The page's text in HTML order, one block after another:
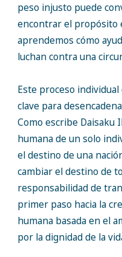
peso injusto puede
encontrar el propósito
aprendemos cómo
luchan contra una
Este proceso
clave para
Como escribe Daisaku
humana de un solo
el destino de una
cambiar el destino de
responsabilidad de
primer paso hacia la
humana basada en el
por la dignidad de la